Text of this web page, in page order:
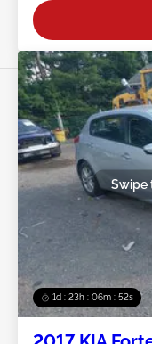
1d : 23h : 06m : 50s
Swipe